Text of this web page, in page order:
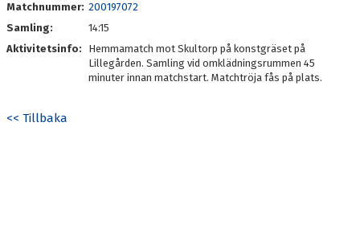
Matchnummer: 200197072
Samling:
14:15
Aktivitetsinfo:
Hemmamatch mot Skultorp på konstgräset på
Lillegården. Samling vid omklädningsrummen 45
minuter innan matchstart. Matchtröja fås på plats.
<< Tillbaka